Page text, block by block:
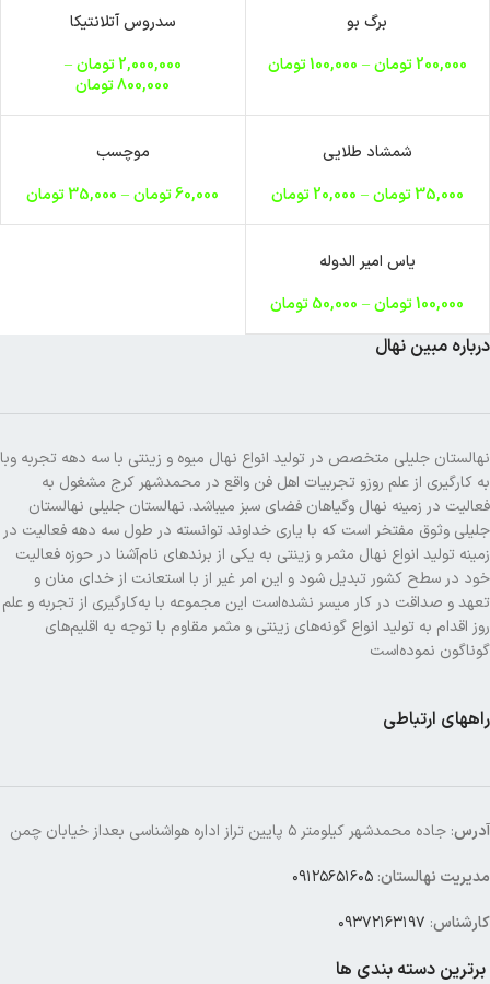
برگ بو
200,000تومان –
100,000تومان
سدروس آتلانتیکا
2,000,000تومان –
800,000تومان
شمشاد طلایی
35,000تومان –
20,000تومان
موچسب
60,000تومان –
35,000تومان
یاس امیر الدوله
100,000تومان –
50,000تومان
درباره مبین نهال
نهالستان جلیلی متخصص در تولید انواع نهال میوه و زینتی با سه دهه تجربه وبا
به کارگیری از علم روزو تجربیات اهل فن واقع در محمدشهر کرج مشغول به
فعالیت در زمینه نهال وگیاهان فضای سبز میباشد. نهالستان جلیلی نهالستان
جلیلی وثوق مفتخر است که با یاری خداوند توانسته در طول سه دهه فعالیت در
زمینه تولید انواع نهال مثمر و زینتی به یکی از برندهای نام‌آشنا در حوزه فعالیت
خود در سطح کشور تبدیل شود و این امر غیر از با استعانت از خدای منان و
تعهد و صداقت در کار میسر نشده‌است این مجموعه با به‌کارگیری از تجربه و علم
روز اقدام به تولید انواع گونه‌های زینتی و مثمر مقاوم با توجه به اقلیم‌های
گوناگون نموده‌است
راههای ارتباطی
آدرس: جاده محمدشهر کیلومتر ۵ پایین تراز اداره هواشناسی بعداز خیابان چمن
مدیریت نهالستان: ۰۹۱۲۵۶۵۱۶۰۵
کارشناس: ۰۹۳۷۲۱۶۳۱۹۷
برترین دسته بندی ها